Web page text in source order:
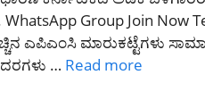
WhatsApp Group Join Now
ಎಪಿಎಂಸಿ ಮಾರುಕಟ್ಟೆಗಳು
ದರಗಳು … Read more